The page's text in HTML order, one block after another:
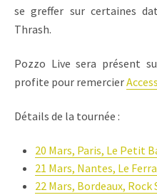
se greffer sur certaines
Thrash.
Pozzo Live sera présent
profite pour remercier
Détails de la tournée :
20 Mars, Paris, Le Petit
21 Mars, Nantes, Le
22 Mars, Bordeaux,